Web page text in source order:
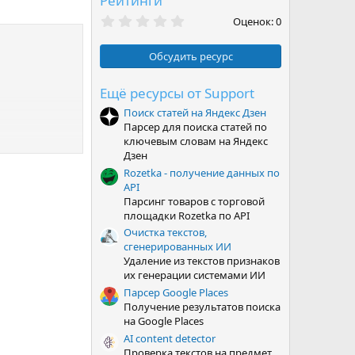
0
0
з
ё
з
д
Оценок: 0
Обсудить ресурс
Ещё ресурсы от Support
Поиск статей на Яндекс Дзен
Парсер для поиска статей по
ключевым словам на Яндекс
Дзен
Rozetka - получение данных по
API
Парсинг товаров с торговой
площадки Rozetka по API
Очистка текстов,
сгенерированных ИИ
Удаление из текстов признаков
их генерации системами ИИ
Парсер Google Places
Получение результатов поиска
на Google Places
AI content detector